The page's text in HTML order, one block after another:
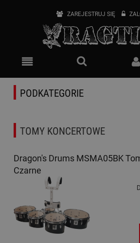
ZAREJESTRUJ SIĘ
PODKATEGORIE
TOMY KONCERTOWE
Dragon's Drums MSMA05BK
Czarne